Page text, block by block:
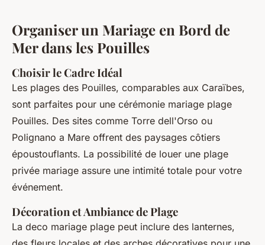
Organiser un Mariage en Bord de
Mer dans les Pouilles
Choisir le Cadre Idéal
Les plages des Pouilles, comparables aux Caraïbes,
sont parfaites pour une cérémonie mariage plage
Pouilles. Des sites comme Torre dell'Orso ou
Polignano a Mare offrent des paysages côtiers
époustouflants. La possibilité de louer une plage
privée mariage assure une intimité totale pour votre
événement.
Décoration et Ambiance de Plage
La deco mariage plage peut inclure des lanternes,